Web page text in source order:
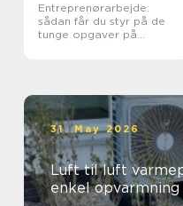
Entreprenørarbejde:
sådan får du styr på de
tunge opgaver på
31. May 2026
Luft til luft
enkel